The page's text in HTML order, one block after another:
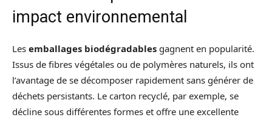
impact environnemental
Les emballages biodégradables gagnent en popularité.
Issus de fibres végétales ou de polymères naturels, ils ont
l’avantage de se décomposer rapidement sans générer de
déchets persistants. Le carton recyclé, par exemple, se
décline sous différentes formes et offre une excellente